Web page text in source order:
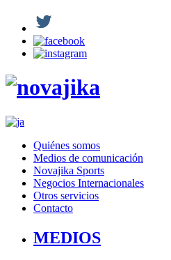
Quiénes somos
Medios de comunicación
Novajika Sports
Negocios Internacionales
Otros servicios
Contacto
MEDIOS